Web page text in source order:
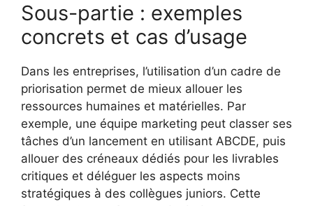
Sous-partie : exemples
concrets et cas d’usage
Dans les entreprises, l’utilisation d’un cadre de
priorisation permet de mieux allouer les
ressources humaines et matérielles. Par
exemple, une équipe marketing peut classer ses
tâches d’un lancement en utilisant ABCDE, puis
allouer des créneaux dédiés pour les livrables
critiques et déléguer les aspects moins
stratégiques à des collègues juniors. Cette